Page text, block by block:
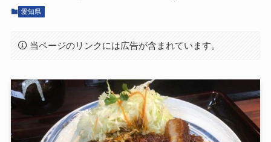
愛知県
当ページのリンクには広告が含まれています。